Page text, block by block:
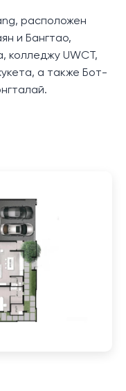
расположен
и Бангтао,
колледжу UWCT,
а также Бот-